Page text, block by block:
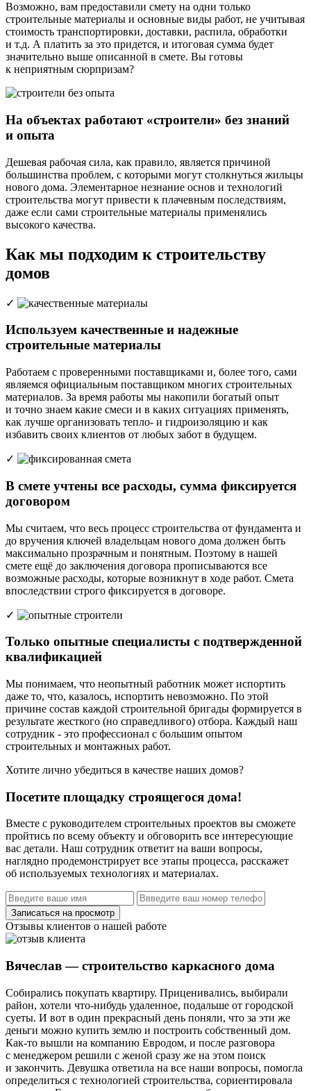
Возможно, вам предоставили смету на одни только
строительные материалы и основные виды работ, не учитывая
стоимость транспортировки, доставки, распила, обработки
и т.д. А платить за это придется, и итоговая сумма будет
значительно выше описанной в смете. Вы готовы
к неприятным сюрпризам?
На объектах работают «строители» без знаний
и опыта
Дешевая рабочая сила, как правило, является причиной
большинства проблем, с которыми могут столкнуться жильцы
нового дома. Элементарное незнание основ и технологий
строительства могут привести к плачевным последствиям,
даже если сами строительные материалы применялись
высокого качества.
Как мы подходим к строительству
домов
Используем качественные и надежные
строительные материалы
Работаем с проверенными поставщиками и, более того, сами
являемся официальным поставщиком многих строительных
материалов. За время работы мы накопили богатый опыт
и точно знаем какие смеси и в каких ситуациях применять,
как лучше организовать тепло- и гидроизоляцию и как
избавить своих клиентов от любых забот в будущем.
В смете учтены все расходы, сумма фиксируется
договором
Мы считаем, что весь процесс строительства от фундамента и
до вручения ключей владельцам нового дома должен быть
максимально прозрачным и понятным. Поэтому в нашей
смете ещё до заключения договора прописываются все
возможные расходы, которые возникнут в ходе работ. Смета
впоследствии строго фиксируется в договоре.
Только опытные специалисты с подтвержденной
квалификацией
Мы понимаем, что неопытный работник может испортить
даже то, что, казалось, испортить невозможно. По этой
причине состав каждой строительной бригады формируется в
результате жесткого (но справедливого) отбора. Каждый наш
сотрудник - это профессионал с большим опытом
строительных и монтажных работ.
Хотите лично убедиться в качестве наших домов?
Посетите площадку строящегося дома!
Вместе с руководителем строительных проектов вы сможете
пройтись по всему объекту и обговорить все интересующие
вас детали. Наш сотрудник ответит на ваши вопросы,
наглядно продемонстрирует все этапы процесса, расскажет
об используемых технологиях и материалах.
Отзывы клиентов о нашей работе
Вячеслав — строительство каркасного дома
Собирались покупать квартиру. Приценивались, выбирали
район, хотели что-нибудь удаленное, подальше от городской
суеты. И вот в один прекрасный день поняли, что за эти же
деньги можно купить землю и построить собственный дом.
Как-то вышли на компанию Евродом, и после разговора
с менеджером решили с женой сразу же на этом поиск
и закончить. Девушка ответила на все наши вопросы, помогла
определиться с технологией строительства, сориентировала